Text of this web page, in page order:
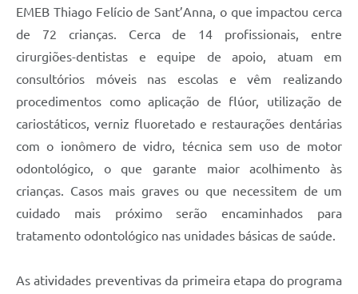
EMEB Thiago Felício de Sant’Anna, o que impactou cerca
de 72 crianças. Cerca de 14 profissionais, entre
cirurgiões-dentistas e equipe de apoio, atuam em
consultórios móveis nas escolas e vêm realizando
procedimentos como aplicação de flúor, utilização de
cariostáticos, verniz fluoretado e restaurações dentárias
com o ionômero de vidro, técnica sem uso de motor
odontológico, o que garante maior acolhimento às
crianças. Casos mais graves ou que necessitem de um
cuidado mais próximo serão encaminhados para
tratamento odontológico nas unidades básicas de saúde.
As atividades preventivas da primeira etapa do programa